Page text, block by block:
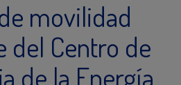
movilidad
del Centro de
de la Energía